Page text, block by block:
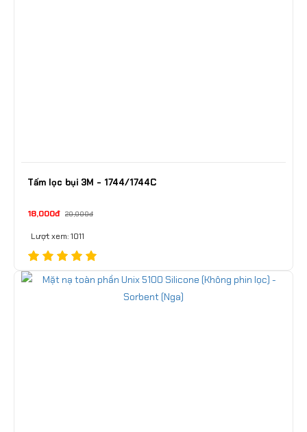
Tấm lọc bụi 3M - 1744/1744C
18,000đ 20,000đ
Lượt xem: 1011